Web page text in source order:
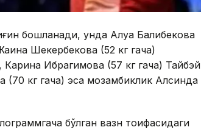
бошланади, унда Алуа Балқибекова
Шекербекова (52 кг гача)
Ибрагимова (57 кг гача) Тайбэй
кг гача) эса мозамбиклик Алсинда
бўлган вазн тоифасидаги